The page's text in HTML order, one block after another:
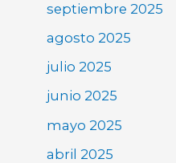
septiembre 2025
agosto 2025
julio 2025
junio 2025
mayo 2025
abril 2025